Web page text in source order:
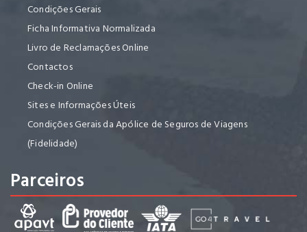
Condições Gerais
Ficha Informativa Normalizada
Livro de Reclamações Online
Contactos
Check-in Online
Sites e Informações Úteis
Condições Gerais da Apólice de Seguros de Viagens
(Fidelidade)
Parceiros